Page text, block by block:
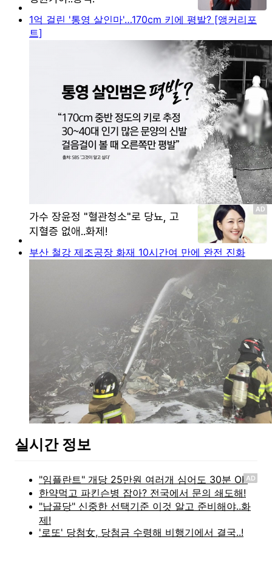
1억 걸린 '통영 살인마'…170cm 키에 평발? [앵커리포
트]
부산 철강 제조공장 화재 10시간여 만에 완전 진화
실시간 정보
AD